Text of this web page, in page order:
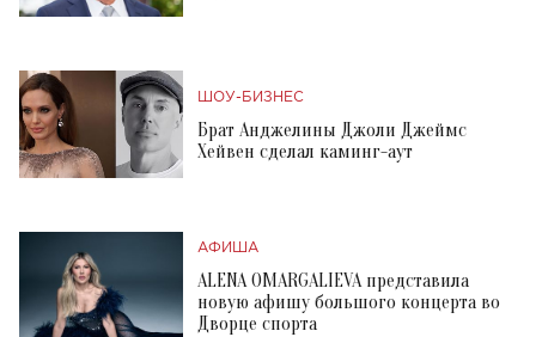
ШОУ-БИЗНЕС
Брат Анджелины Джоли Джеймс
Хейвен сделал каминг-аут
АФИША
ALENA OMARGALIEVA представила
новую афишу большого концерта во
Дворце спорта